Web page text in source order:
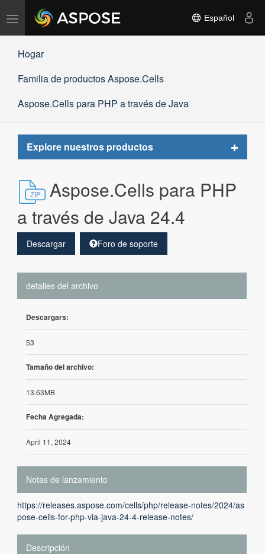
Alternar
navegación
Español
Hogar
Familia de productos Aspose.Cells
Aspose.Cells para PHP a través de Java
Explore nuestros productos
Toggle
Aspose.Cells para PHP
a través de Java 24.4
Descargar Foro de soporte
detalles del archivo
Descargars:
53
Tamaño del archivo:
13.63MB
Fecha Agregada:
April 11, 2024
Notas de lanzamiento
https://releases.aspose.com/cells/php/release-notes/2024/as
pose-cells-for-php-via-java-24-4-release-notes/
Descripción